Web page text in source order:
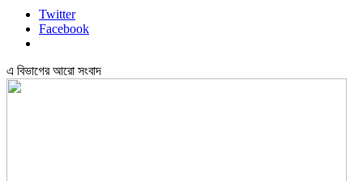
Twitter
Facebook
এ বিভাগের আরো সংবাদ